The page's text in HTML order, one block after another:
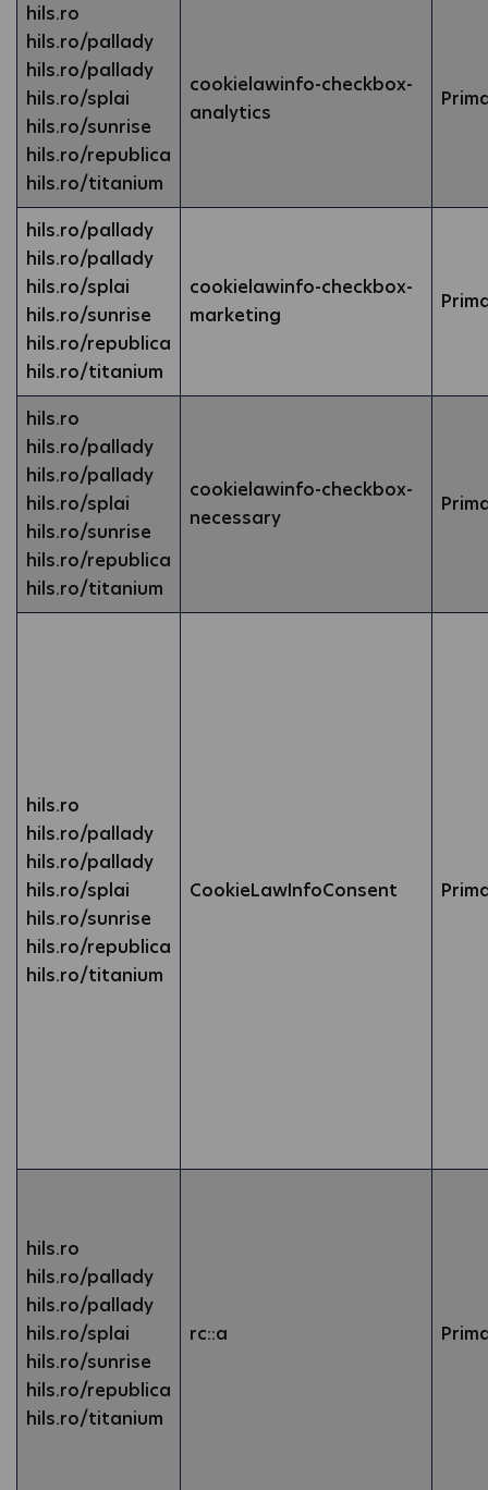
hils.ro
hils.ro/pallady
hils.ro/pallady
hils.ro/splai
hils.ro/sunrise
hils.ro/republica
hils.ro/titanium
cookielawinfo-checkbox-
analytics
hils.ro/pallady
hils.ro/pallady
hils.ro/splai
hils.ro/sunrise
hils.ro/republica
hils.ro/titanium
cookielawinfo-checkbox-
marketing
hils.ro
hils.ro/pallady
hils.ro/pallady
hils.ro/splai
hils.ro/sunrise
hils.ro/republica
hils.ro/titanium
cookielawinfo-checkbox-
necessary
hils.ro
hils.ro/pallady
hils.ro/pallady
hils.ro/splai
hils.ro/sunrise
hils.ro/republica
hils.ro/titanium
CookieLawInfoConsent
hils.ro
hils.ro/pallady
hils.ro/pallady
hils.ro/splai
hils.ro/sunrise
hils.ro/republica
hils.ro/titanium
rc::a